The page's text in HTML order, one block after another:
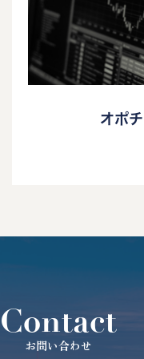
オポ
Contact
お問い合わせ